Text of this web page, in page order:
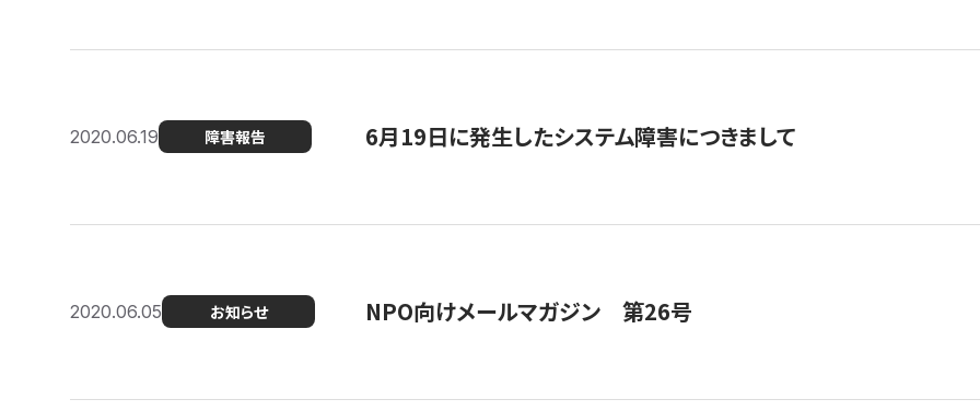
2020.06.19 障害報告 6月19日に発生したシステム障害につきまして
2020.06.05 お知らせ NPO向けメールマガジン 第26号